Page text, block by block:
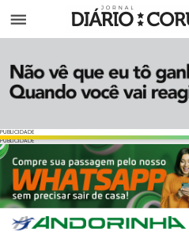
Menu
PUBLICIDADE
PUBLICIDADE